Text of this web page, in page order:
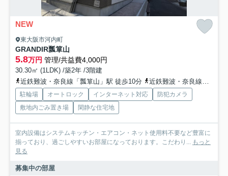
NEW
東大阪市河内町
GRANDIR瓢箪山
5.8万円 管理/共益費4,000円
30.30㎡ (1LDK) /築2年 /3階建
近鉄難波・奈良線「瓢箪山」駅 徒歩10分
近鉄難波・奈良線「枚岡」駅 徒歩12分
駐輪場 オートロック インターネット対応
防犯カメラ
敷地内ごみ置き場
閑静な住宅地
室内設備はシステムキッチン・エアコン・ネット使用料不要など豊富に
揃っており、過ごしやすいお部屋になっております。こだわり... もっと
見る
募集中の部屋